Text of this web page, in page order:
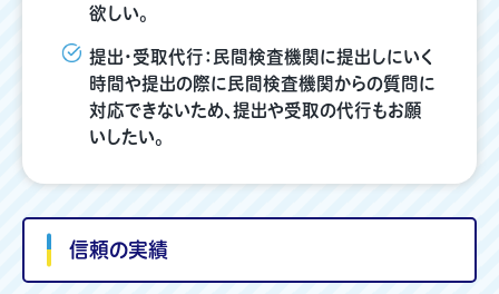
欲しい。
提出・受取代行：民間検査機関に提出しにいく
時間や提出の際に民間検査機関からの質問に
対応できないため、提出や受取の代行もお願
いしたい。
信頼の実績